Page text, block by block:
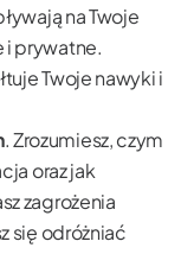
na Twoje
i prywatne.
Twoje nawyki i
. Zrozumiesz, czym
oraz jak
zagrożenia
się odróżniać